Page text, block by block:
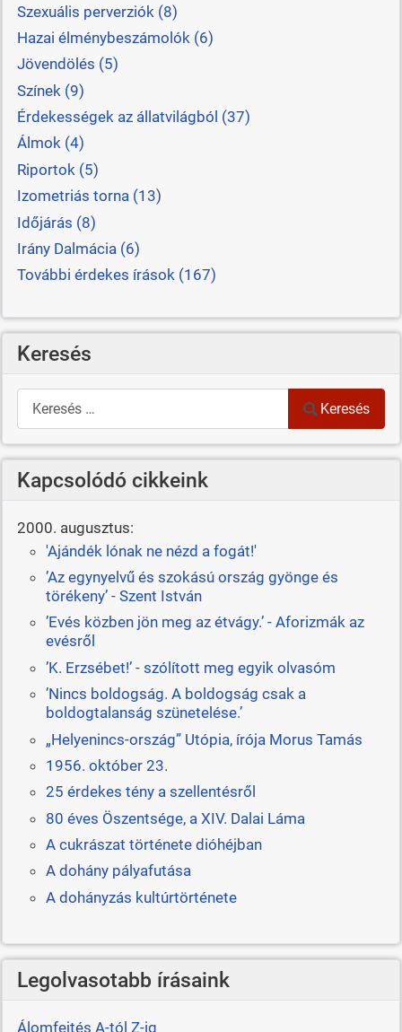
Szexuális perverziók (8)
Hazai élménybeszámolók (6)
Jövendölés (5)
Színek (9)
Érdekességek az állatvilágból (37)
Álmok (4)
Riportok (5)
Izometriás torna (13)
Időjárás (8)
Irány Dalmácia (6)
További érdekes írások (167)
Keresés
Keresés
Keresés
Kapcsolódó cikkeink
2000. augusztus:
'Ajándék lónak ne nézd a fogát!'
’Az egynyelvű és szokású ország gyönge és
törékeny’ - Szent István
’Evés közben jön meg az étvágy.’ - Aforizmák az
evésről
’K. Erzsébet!’ - szólított meg egyik olvasóm
’Nincs boldogság. A boldogság csak a
boldogtalanság szünetelése.’
„Helyenincs-ország” Utópia, írója Morus Tamás
1956. október 23.
25 érdekes tény a szellentésről
80 éves Öszentsége, a XIV. Dalai Láma
A cukrászat története dióhéjban
A dohány pályafutása
A dohányzás kultúrtörténete
Legolvasotabb írásaink
Álomfejtés A-tól Z-ig